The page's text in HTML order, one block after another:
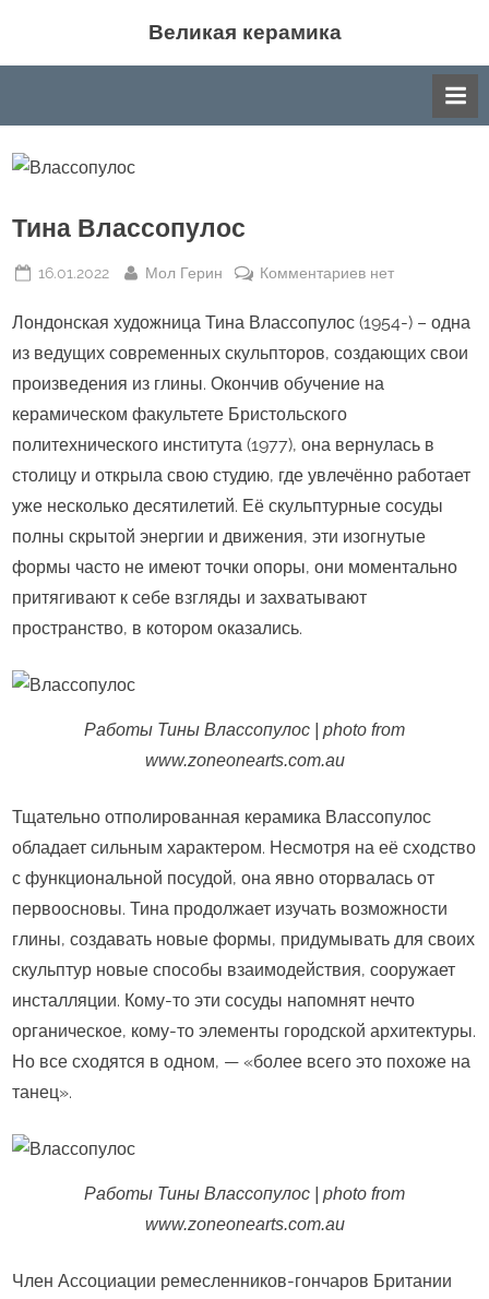
Великая керамика
история, производство, различные направления в
Тина Влассопулос
Posted
16.01.2022 By
Мол Герин Комментариевк
Тина
Влассопулос
нет
Лондонская художница Тина Влассопулос (1954-) – одна
из ведущих современных скульпторов, создающих свои
произведения из глины. Окончив обучение на
керамическом факультете Бристольского
политехнического института (1977), она вернулась в
столицу и открыла свою студию, где увлечённо работает
уже несколько десятилетий. Её скульптурные сосуды
полны скрытой энергии и движения, эти изогнутые
формы часто не имеют точки опоры, они моментально
притягивают к себе взгляды и захватывают
пространство, в котором оказались.
Работы Тины Влассопулос | photo from
www.zoneonearts.com.au
Тщательно отполированная керамика Влассопулос
обладает сильным характером. Несмотря на её сходство
с функциональной посудой, она явно оторвалась от
первоосновы. Тина продолжает изучать возможности
глины, создавать новые формы, придумывать для своих
скульптур новые способы взаимодействия, сооружает
инсталляции. Кому-то эти сосуды напомнят нечто
органическое, кому-то элементы городской архитектуры.
Но все сходятся в одном, — «более всего это похоже на
танец».
Работы Тины Влассопулос | photo from
www.zoneonearts.com.au
Член Ассоциации ремесленников-гончаров Британии